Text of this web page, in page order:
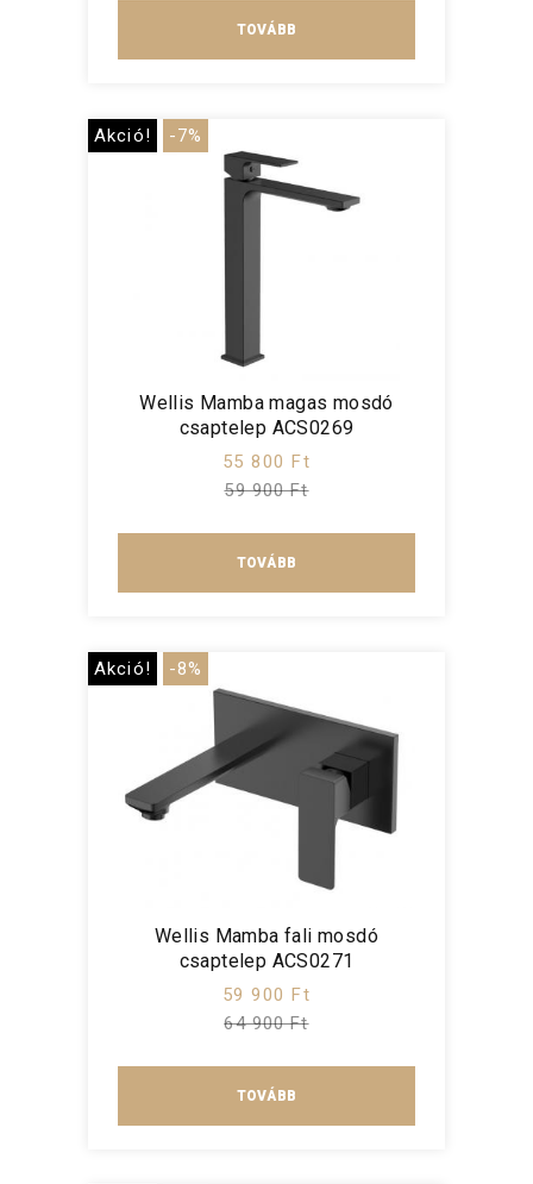
TOVÁBB
Akció! -7%
Wellis Mamba magas mosdó
csaptelep ACS0269
55 800 Ft
59 900 Ft
TOVÁBB
Akció! -8%
Wellis Mamba fali mosdó
csaptelep ACS0271
59 900 Ft
64 900 Ft
TOVÁBB